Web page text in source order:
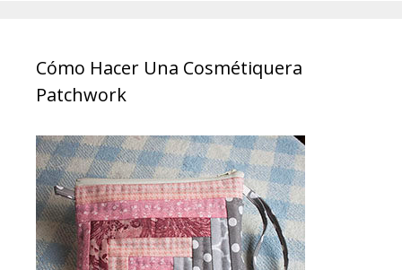
Cómo Hacer Una Cosmétiquera
Patchwork